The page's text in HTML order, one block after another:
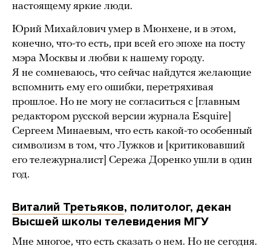
настоящему яркие люди.
Юрий Михайлович умер в Мюнхене, и в этом,
конечно, что-то есть, при всей его эпохе на посту
мэра Москвы и любви к нашему городу.
Я не сомневаюсь, что сейчас найдутся желающие
вспомнить ему его ошибки, перетряхивая
прошлое. Но не могу не согласиться с [главным
редактором русской версии журнала Esquire]
Сергеем Минаевым, что есть какой-то особенный
символизм в том, что Лужков и [критиковавший
его тележурналист] Сережа Доренко ушли в один
год.
Виталий Третьяков, политолог, декан
Высшей школы телевидения МГУ
Мне многое, что есть сказать о нем. Но не сегодня.